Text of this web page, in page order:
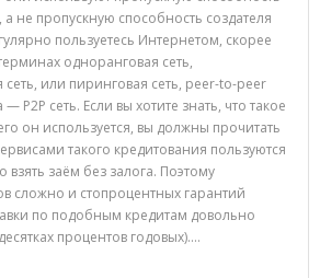
не пропускную способность создателя
пользуетесь Интернетом, скорее
одноранговая сеть,
или пиринговая сеть, peer-to-peer
P2P сеть. Если вы хотите знать, что такое
он используется, вы должны прочитать
такого кредитования пользуются
заём без залога. Поэтому
сложно и стопроцентных гарантий
по подобным кредитам довольно
процентов годовых).…